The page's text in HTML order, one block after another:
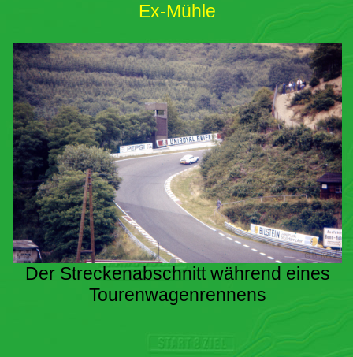
Ex-Mühle
Der Streckenabschnitt während eines
Tourenwagenrennens